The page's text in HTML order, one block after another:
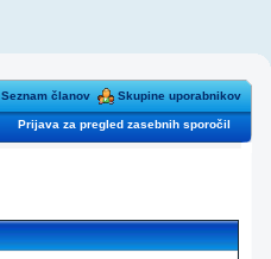
Seznam članov Skupine uporabnikov
Prijava za pregled zasebnih sporočil